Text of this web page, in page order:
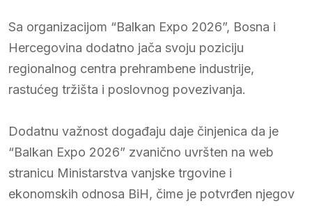
Sa organizacijom “Balkan Expo 2026”, Bosna i
Hercegovina dodatno jača svoju poziciju
regionalnog centra prehrambene industrije,
rastućeg tržišta i poslovnog povezivanja.
Dodatnu važnost događaju daje činjenica da je
“Balkan Expo 2026” zvanično uvršten na web
stranicu Ministarstva vanjske trgovine i
ekonomskih odnosa BiH, čime je potvrđen njegov